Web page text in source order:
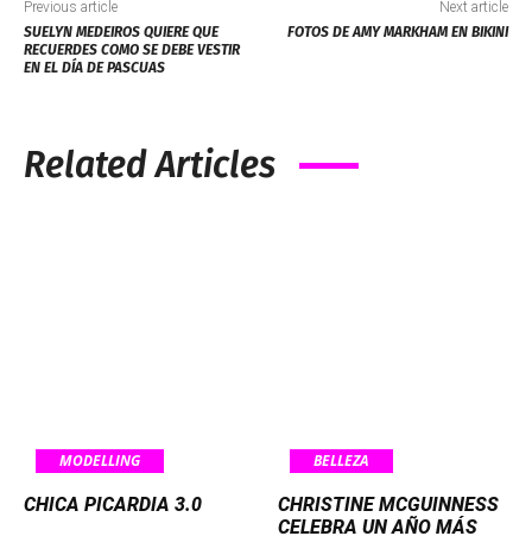
Previous article
SUELYN MEDEIROS QUIERE QUE
RECUERDES COMO SE DEBE VESTIR
EN EL DÍA DE PASCUAS
Next article
FOTOS DE AMY MARKHAM EN BIKINI
Related Articles
MODELLING
CHICA PICARDIA 3.0
BELLEZA
CHRISTINE MCGUINNESS
CELEBRA UN AÑO MÁS